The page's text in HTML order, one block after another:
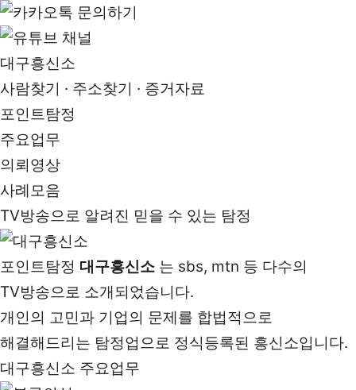
대구흥신소
사람찾기 · 주소찾기 · 증거자료
포인트탐정
주요업무
의뢰영상
사례모음
TV방송으로 알려진 믿을 수 있는 탐정
포인트탐정 대구흥신소 는 sbs, mtn 등 다수의
TV방송으로 소개되었습니다.
개인의 고민과 기업의 문제를 합법적으로
해결해드리는 탐정업으로 정식등록된 흥신소입니다.
대구흥신소 주요업무